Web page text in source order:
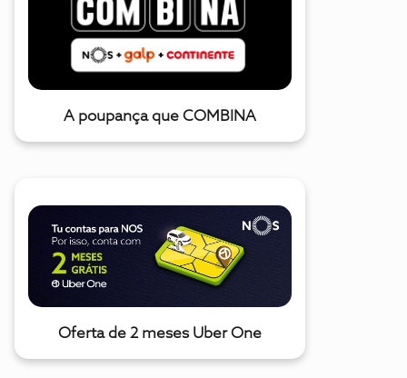
A poupança que COMBINA
Oferta de 2 meses Uber One